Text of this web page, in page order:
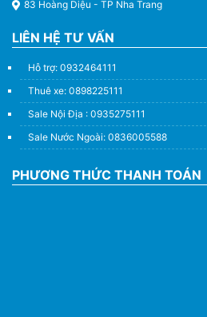
83 Hoàng Diệu - TP Nha Trang
LIÊN HỆ TƯ VẤN
Hỗ trợ: 0932464111
Thuê xe: 0898225111
Sale Nội Địa : 0935275111
Sale Nước Ngoài: 0836005588
PHƯƠNG THỨC THANH TOÁN